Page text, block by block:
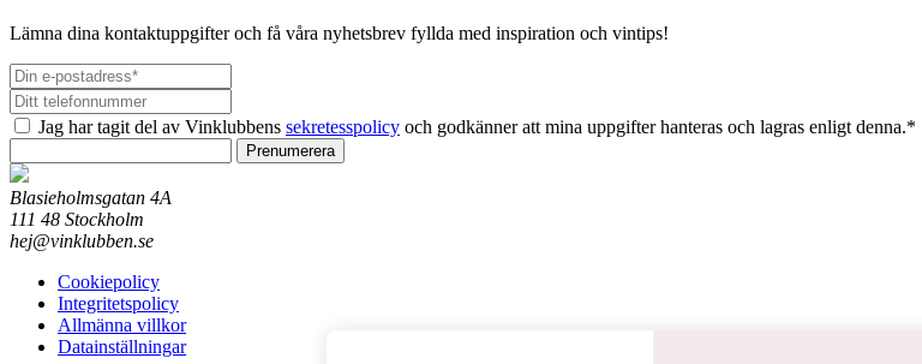
Lämna dina kontaktuppgifter och få våra nyhetsbrev fyllda med inspiration och vintips!
Jag har tagit del av Vinklubbens sekretesspolicy och godkänner att mina uppgifter hanteras och lagras enligt denna.*
Prenumerera
Blasieholmsgatan 4A
111 48 Stockholm
hej@vinklubben.se
Cookiepolicy
Integritetspolicy
Allmänna villkor
Datainställningar